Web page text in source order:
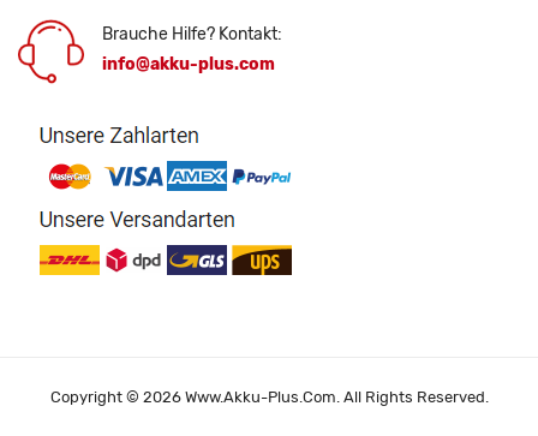
Brauche Hilfe? Kontakt:
info@akku-plus.com
Copyright © 2026 Www.akku-Plus.com. All Rights Reserved.